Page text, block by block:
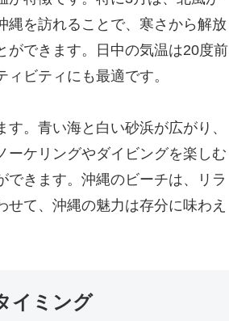
縄を訪れることで、寒さから解放
ができます。日中の気温は20度前
ビティにも最適です。
。青い海と白い砂浜が広がり、
ーケリングやダイビングを楽しむ
きます。沖縄のビーチは、リラ
て、沖縄の魅力は存分に味わえ
イミング